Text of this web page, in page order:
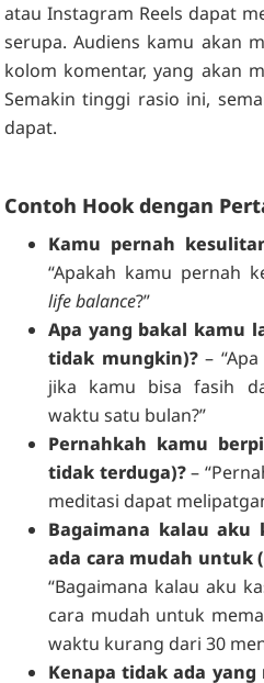
atau Instagram Reels dapat
serupa. Audiens kamu akan
kolom komentar, yang akan
Semakin tinggi rasio ini,
dapat.
Contoh Hook dengan
Kamu pernah
“Apakah kamu pernah
life balance?”
Apa yang bakal kamu
tidak mungkin)?–
jika kamu bisa fasih
waktu satu bulan?”
Pernahkah kamu
tidak terduga)?–
meditasi dapat
Bagaimana kalau aku
ada cara mudah untuk
“Bagaimana kalau aku
cara mudah untuk
waktu kurang dari 30
Kenapa tidak ada